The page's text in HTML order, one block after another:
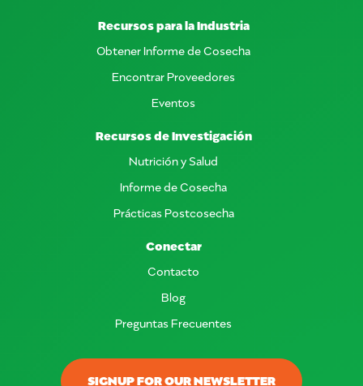
SIGNUP FOR OUR NEWSLETTER
Recursos para la Industria
Obtener Informe de Cosecha
Encontrar Proveedores
Eventos
Recursos de Investigación
Nutrición y Salud
Informe de Cosecha
Prácticas Postcosecha
Conectar
Contacto
Blog
Preguntas Frecuentes